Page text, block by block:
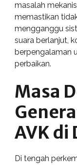
masalah
memastikan
mengganggu
suara berlanjut,
berpengalaman
perbaikan.
Masa
AVK di
Di tengah